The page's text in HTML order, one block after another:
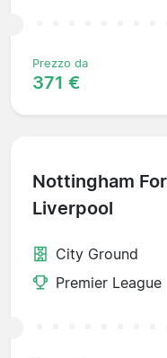
Prezzo da
371 €
Nottingham
Liverpool
City Ground
Premier League